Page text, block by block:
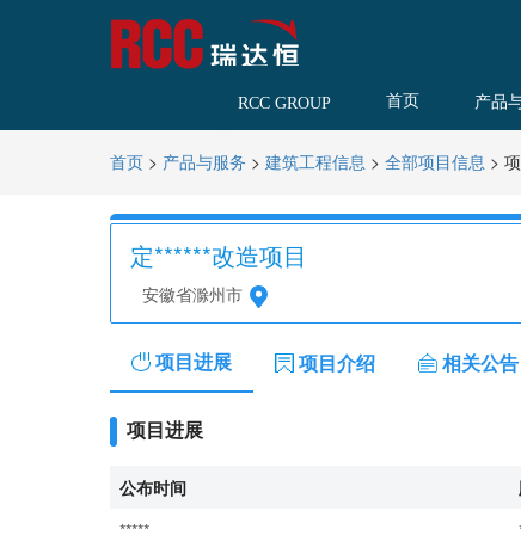
RCC GROUP 首页 产品
首页 > 产品与服务 > 建筑工程信息 > 全部项目信息 >
定******改造项目
安徽省滁州市
项目进展 项目介绍 相关公告
项目进展
公布时间
*****